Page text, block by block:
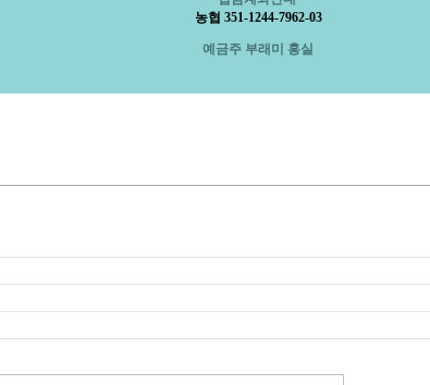
농협 351-1244-7962-03
예금주 부래미 홍실